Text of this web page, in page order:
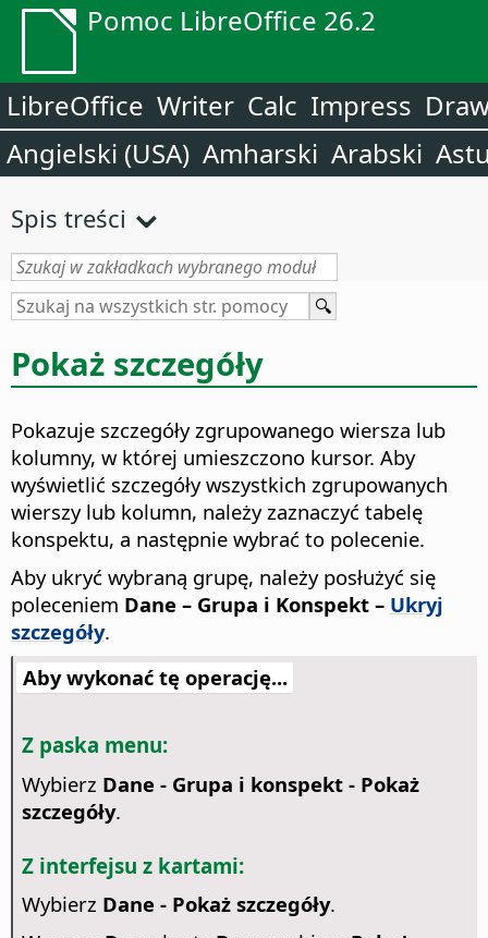
Pomoc LibreOffice 26.2
LibreOffice Writer Calc Impress
Angielski (USA) Amharski Arabski
Spis treści
Pokaż szczegóły
Pokazuje szczegóły zgrupowanego wiersza lub
kolumny, w której umieszczono kursor. Aby
wyświetlić szczegóły wszystkich zgrupowanych
wierszy lub kolumn, należy zaznaczyć tabelę
konspektu, a następnie wybrać to polecenie.
Aby ukryć wybraną grupę, należy posłużyć się
poleceniem Dane – Grupa i Konspekt – Ukryj
szczegóły.
Aby wykonać tę operację...
Z paska menu:
Wybierz Dane - Grupa i konspekt - Pokaż
szczegóły.
Z interfejsu z kartami:
Wybierz Dane - Pokaż szczegóły.